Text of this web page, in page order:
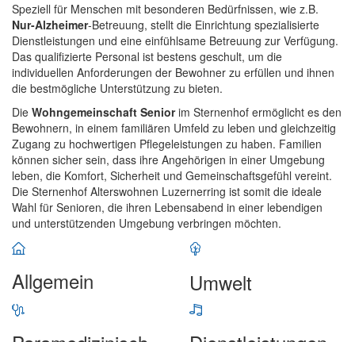
Speziell für Menschen mit besonderen Bedürfnissen, wie z.B.
Nur-Alzheimer-Betreuung, stellt die Einrichtung spezialisierte
Dienstleistungen und eine einfühlsame Betreuung zur Verfügung.
Das qualifizierte Personal ist bestens geschult, um die
individuellen Anforderungen der Bewohner zu erfüllen und ihnen
die bestmögliche Unterstützung zu bieten.
Die Wohngemeinschaft Seniorim Sternenhof ermöglicht es den
Bewohnern, in einem familiären Umfeld zu leben und gleichzeitig
Zugang zu hochwertigen Pflegeleistungen zu haben. Familien
können sicher sein, dass ihre Angehörigen in einer Umgebung
leben, die Komfort, Sicherheit und Gemeinschaftsgefühl vereint.
Die Sternenhof Alterswohnen Luzernerring ist somit die ideale
Wahl für Senioren, die ihren Lebensabend in einer lebendigen
und unterstützenden Umgebung verbringen möchten.
Allgemein Umwelt